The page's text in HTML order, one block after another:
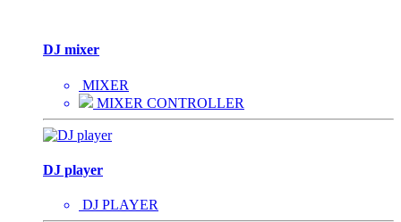
DJ mixer
MIXER
MIXER CONTROLLER
DJ player
DJ PLAYER